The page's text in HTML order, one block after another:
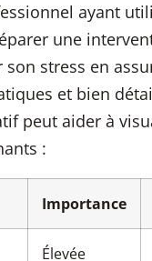
ayant
une
stress en
et bien
peut aider à
:
Importance
Élevée